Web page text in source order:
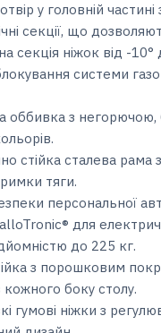
у головній
секції, що
секція ніжок від -
системи
оббивка з негорючою,
стійка сталева
тяги.
персональної
для
до 225 кг.
з порошковим
кожного боку столу.
гумові ніжки з